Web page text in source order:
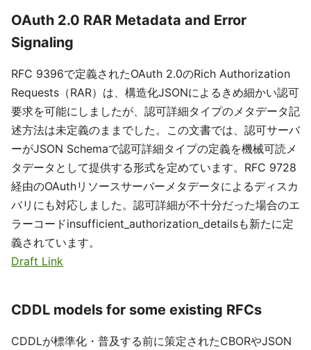
OAuth 2.0 RAR Metadata and Error
Signaling
RFC 9396で定義されたOAuth 2.0のRich Authorization
Requests（RAR）は、構造化JSONによるきめ細かい認可
要求を可能にしましたが、認可詳細タイプのメタデータ記
述方法は未定義のままでした。この文書では、認可サーバ
ーがJSON Schemaで認可詳細タイプの定義を機械可読メ
タデータとして提供する形式を定めています。RFC 9728
経由のOAuthリソースサーバーメタデータによるディスカ
バリにも対応しました。認可詳細が不十分だった場合のエ
ラーコードinsufficient_authorization_detailsも新たに定
義されています。
Draft Link
CDDL models for some existing RFCs
CDDLが標準化・普及する前に策定されたCBORやJSON